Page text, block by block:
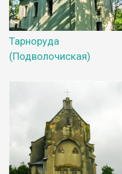
Тарноруда
(Подволочиская)